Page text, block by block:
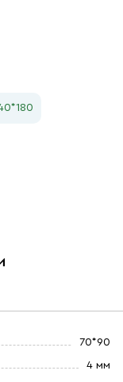
70*90
4 мм